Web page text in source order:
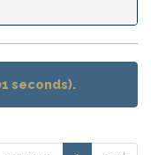
seconds).